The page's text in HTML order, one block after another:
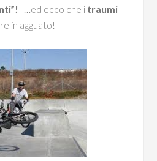
…ed ecco che i traumi
in agguato!